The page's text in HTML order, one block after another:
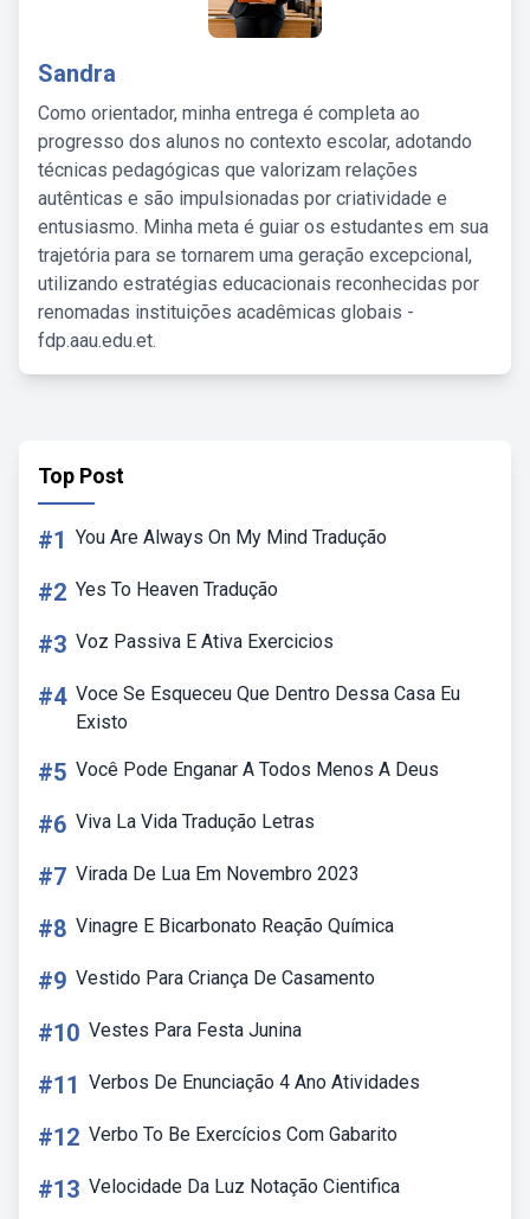
Sandra
Como orientador, minha entrega é completa ao
progresso dos alunos no contexto escolar, adotando
técnicas pedagógicas que valorizam relações
autênticas e são impulsionadas por criatividade e
entusiasmo. Minha meta é guiar os estudantes em sua
trajetória para se tornarem uma geração excepcional,
utilizando estratégias educacionais reconhecidas por
renomadas instituições acadêmicas globais -
fdp.aau.edu.et.
Top Post
#1 You Are Always On My Mind Tradução
#2 Yes To Heaven Tradução
#3 Voz Passiva E Ativa Exercicios
#4 Voce Se Esqueceu Que Dentro Dessa Casa Eu
Existo
#5 Você Pode Enganar A Todos Menos A Deus
#6 Viva La Vida Tradução Letras
#7 Virada De Lua Em Novembro 2023
#8 Vinagre E Bicarbonato Reação Química
#9 Vestido Para Criança De Casamento
#10 Vestes Para Festa Junina
#11 Verbos De Enunciação 4 Ano Atividades
#12 Verbo To Be Exercícios Com Gabarito
#13 Velocidade Da Luz Notação Cientifica